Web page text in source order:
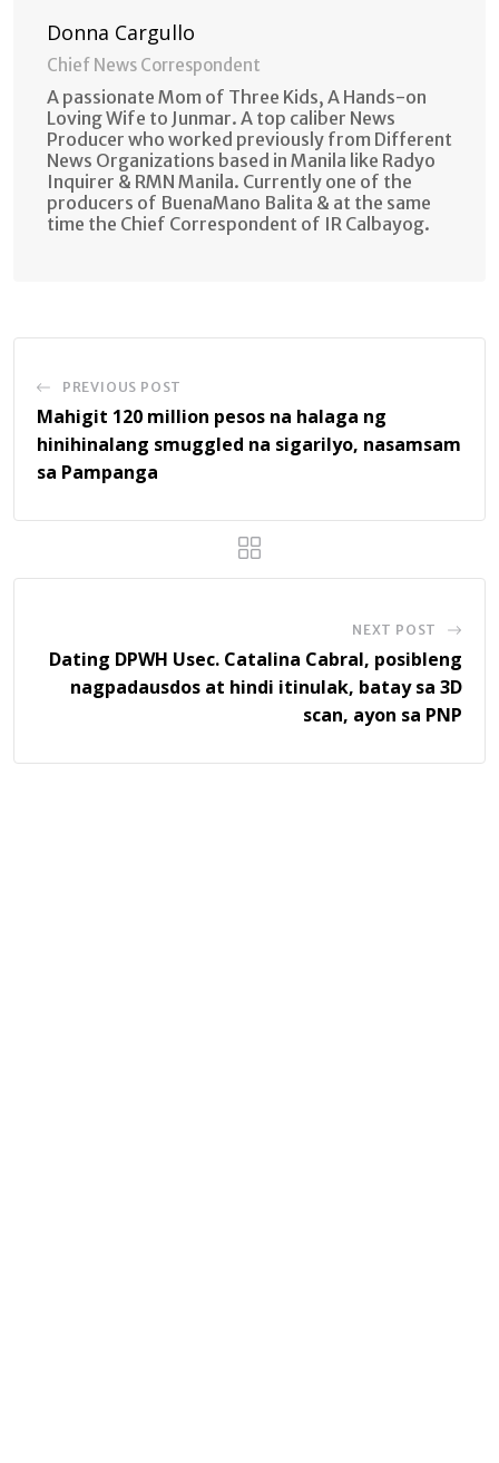
Donna Cargullo
Chief News Correspondent
A passionate Mom of Three Kids, A Hands-on
Loving Wife to Junmar. A top caliber News
Producer who worked previously from Different
News Organizations based in Manila like Radyo
Inquirer & RMN Manila. Currently one of the
producers of BuenaMano Balita & at the same
time the Chief Correspondent of IR Calbayog.
PREVIOUS POST
Mahigit 120 million pesos na halaga ng
hinihinalang smuggled na sigarilyo, nasamsam
sa Pampanga
NEXT POST
Dating DPWH Usec. Catalina Cabral, posibleng
nagpadausdos at hindi itinulak, batay sa 3D
scan, ayon sa PNP